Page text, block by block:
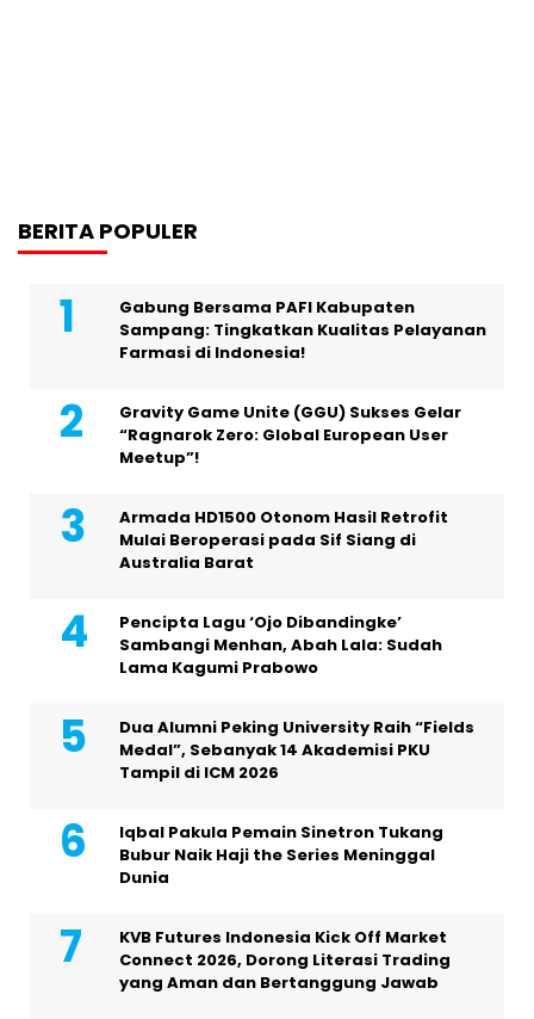
BERITA POPULER
Gabung Bersama PAFI Kabupaten
Sampang: Tingkatkan Kualitas Pelayanan
Farmasi di Indonesia!
Gravity Game Unite (GGU) Sukses Gelar
“Ragnarok Zero: Global European User
Meetup”!
Armada HD1500 Otonom Hasil Retrofit
Mulai Beroperasi pada Sif Siang di
Australia Barat
Pencipta Lagu ‘Ojo Dibandingke’
Sambangi Menhan, Abah Lala: Sudah
Lama Kagumi Prabowo
Dua Alumni Peking University Raih “Fields
Medal”, Sebanyak 14 Akademisi PKU
Tampil di ICM 2026
Iqbal Pakula Pemain Sinetron Tukang
Bubur Naik Haji the Series Meninggal
Dunia
KVB Futures Indonesia Kick Off Market
Connect 2026, Dorong Literasi Trading
yang Aman dan Bertanggung Jawab